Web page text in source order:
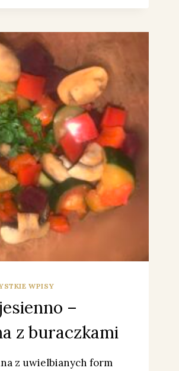
WPISY
–
z buraczkami
z uwielbianych form